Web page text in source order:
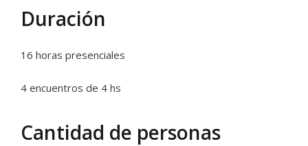
Duración
16 horas presenciales
4 encuentros de 4 hs
Cantidad de personas